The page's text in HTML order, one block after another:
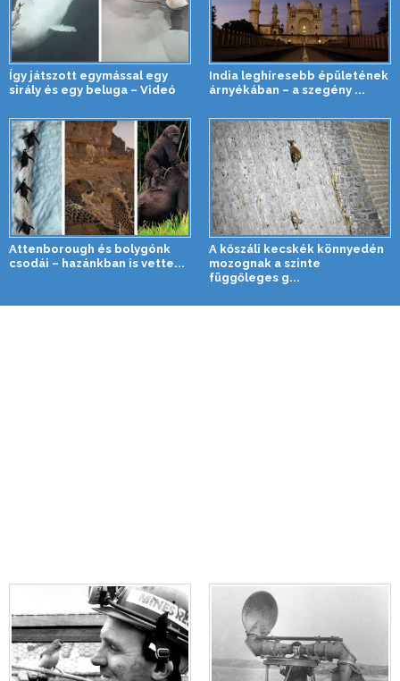
Így játszott egymással egy
sirály és egy beluga – Videó
India leghíresebb épületének
árnyékában – a szegény ...
Attenborough és bolygónk
csodái – hazánkban is vette...
A kőszáli kecskék könnyedén
mozognak a szinte
függőleges g...